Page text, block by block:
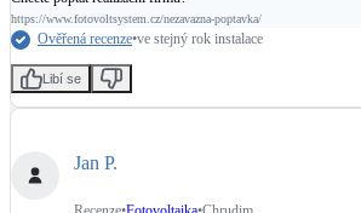
https://www.fotovoltsystem.cz/nezavazna-poptavka/
Ověřená recenze•ve stejný rok instalace
Libí se
Jan P.